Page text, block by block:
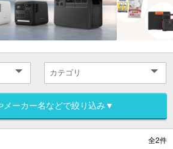
メーカー名などで絞り込み▼
全2件